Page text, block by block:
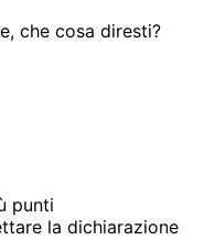
che cosa diresti?
punti
la dichiarazione